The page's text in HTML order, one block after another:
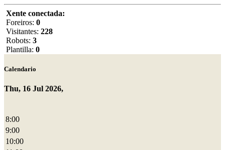
Xente conectada:
Foreiros: 0
Visitantes: 228
Robots: 3
Plantilla: 0
Calendario
Thu, 16 Jul 2026,
8:00
9:00
10:00